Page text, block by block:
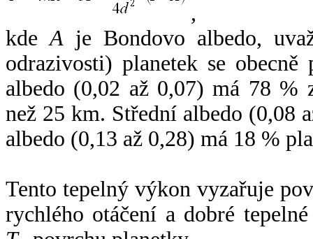
,
kdeA je Bondovo albedo,
odrazivosti) planetek se
albedo (0,02 až 0,07) má 78 %
než 25 km. Střední albedo (0,08
albedo (0,13 až 0,28) má 18 %
Tento tepelný výkon vyzařuje
rychlého otáčení a dobré